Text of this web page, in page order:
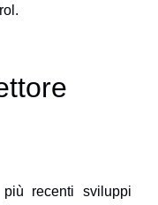
recenti sviluppi